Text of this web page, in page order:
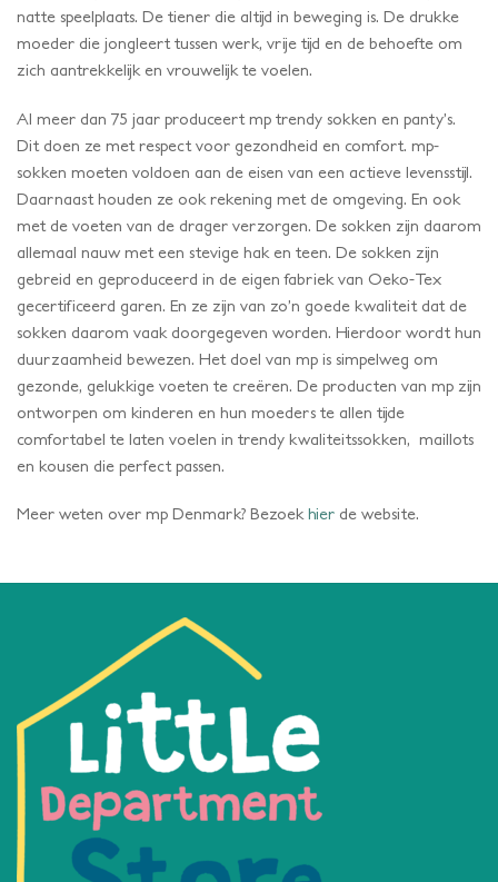
natte speelplaats. De tiener die altijd in beweging is. De drukke
moeder die jongleert tussen werk, vrije tijd en de behoefte om
zich aantrekkelijk en vrouwelijk te voelen.
Al meer dan 75 jaar produceert mp trendy sokken en panty’s.
Dit doen ze met respect voor gezondheid en comfort. mp-
sokken moeten voldoen aan de eisen van een actieve levensstijl.
Daarnaast houden ze ook rekening met de omgeving. En ook
met de voeten van de drager verzorgen. De sokken zijn daarom
allemaal nauw met een stevige hak en teen. De sokken zijn
gebreid en geproduceerd in de eigen fabriek van Oeko-Tex
gecertificeerd garen. En ze zijn van zo’n goede kwaliteit dat de
sokken daarom vaak doorgegeven worden. Hierdoor wordt hun
duurzaamheid bewezen. Het doel van mp is simpelweg om
gezonde, gelukkige voeten te creëren. De producten van mp zijn
ontworpen om kinderen en hun moeders te allen tijde
comfortabel te laten voelen in trendy kwaliteitssokken, maillots
en kousen die perfect passen.
Meer weten over mp Denmark? Bezoek hier de website.